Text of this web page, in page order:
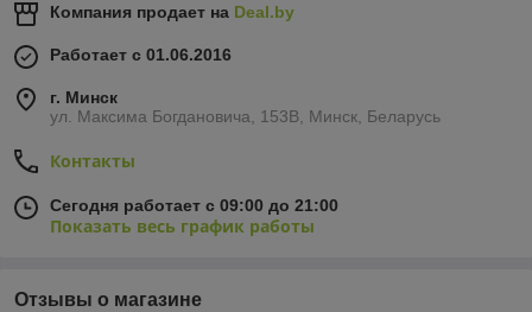
Компания продает на Deal.by
Работает с 01.06.2016
г. Минск
ул. Максима Богдановича, 153В, Минск, Беларусь
Контакты
Сегодня работает с 09:00 до 21:00
Показать весь график работы
Отзывы о магазине